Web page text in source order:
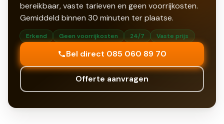
bereikbaar, vaste tarieven en geen voorrijkosten.
Gemiddeld binnen 30 minuten ter plaatse.
Erkend Geen voorrijkosten 24/7 Vaste prijs
Bel direct 085 060 89 70
Offerte aanvragen